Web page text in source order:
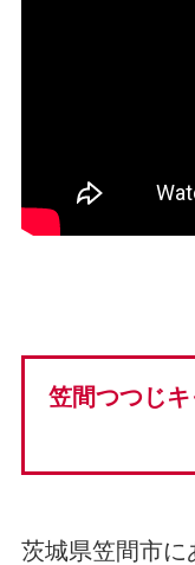
笠間つつじ
茨城県笠間市に